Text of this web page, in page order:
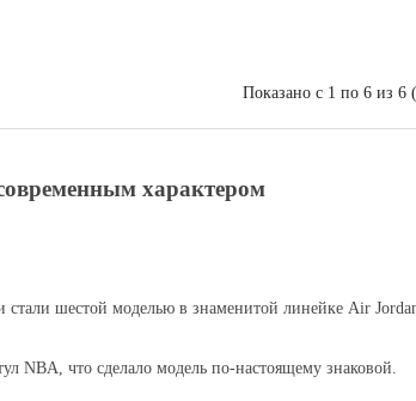
Показано с 1 по 6 из 6
характером
стали шестой моделью в знаменитой линейке Air
NBA, что сделало модель по-настоящему знаковой.